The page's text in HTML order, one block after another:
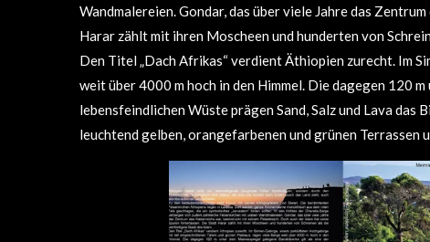
Wandmalereien. Gondar, das über viele Jahre das
Harar zählt mit ihren Moscheen und hunderten von
Den Titel „Dach Afrikas“ verdient Äthiopien zurecht. Im
weit über 4000 m hoch in den Himmel. Die dagegen 120
lebensfeindlichen Wüste prägen Sand, Salz und Lava
leuchtend gelben, orangefarbenen und grünen Terrassen